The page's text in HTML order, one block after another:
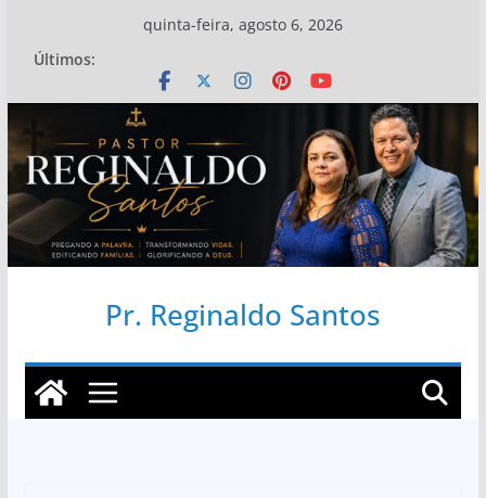
conteúdo
quinta-feira, agosto 6, 2026
Últimos:
Pr. Reginaldo Santos